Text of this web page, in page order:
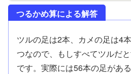
つるかめ算による解答
ツルの足は2本、カメの足は4
つなので、もしすべてツルだ
です。実際には56本の足があ